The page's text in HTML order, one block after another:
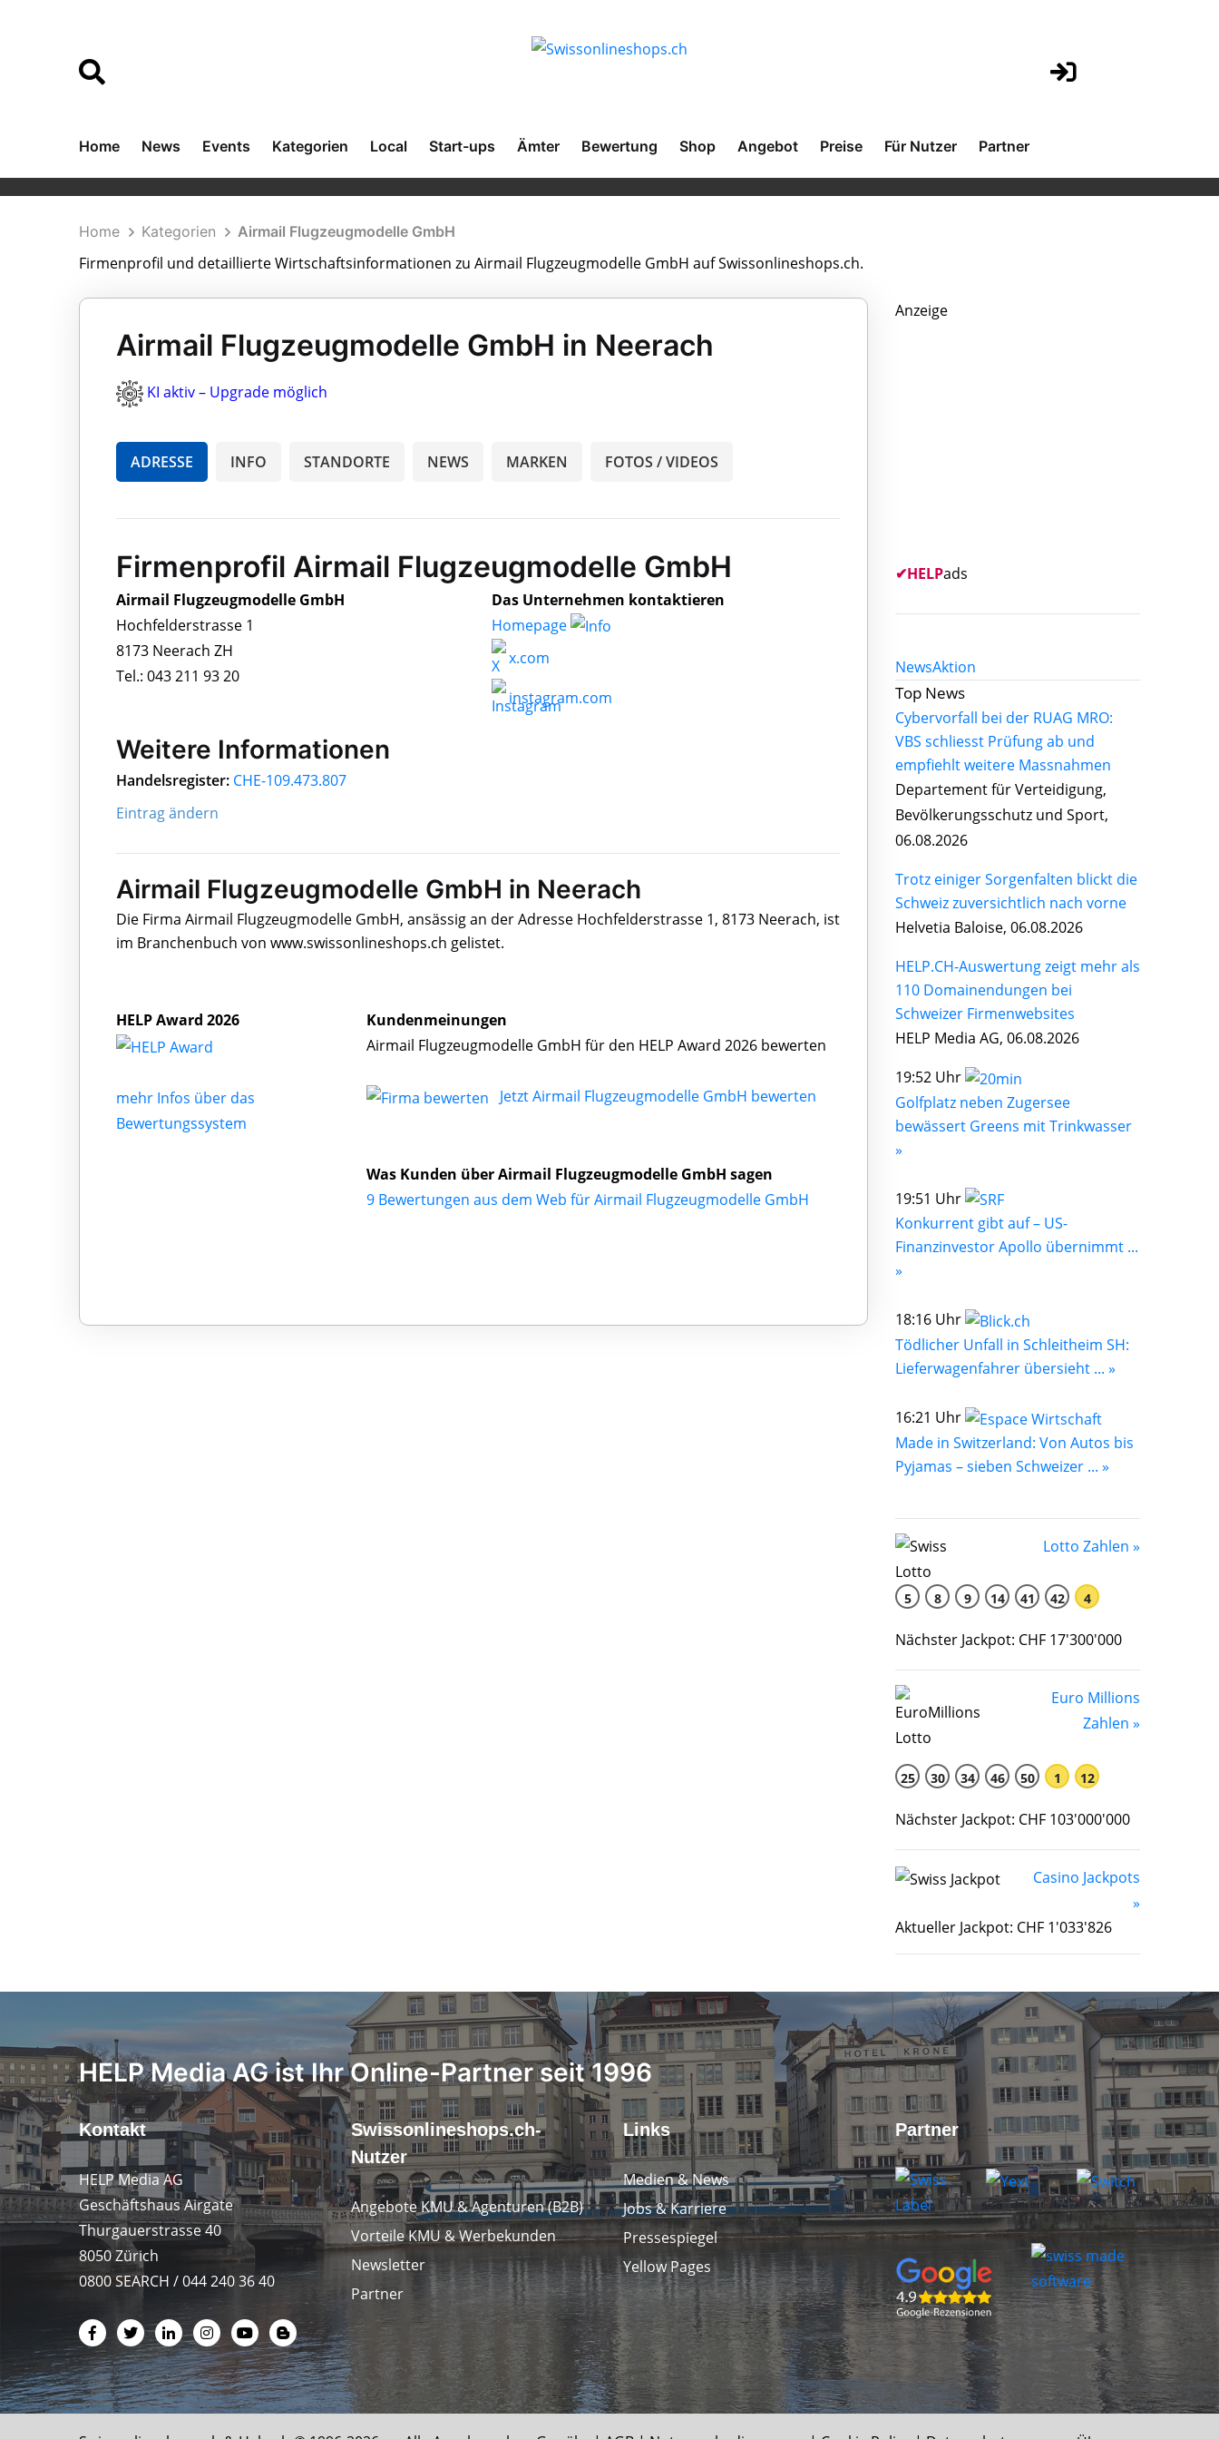
Home News Events Kategorien Local Start-ups Ämter Bewertung Shop Angebot Preise Für Nutzer Partner
Home Kategorien Airmail Flugzeugmodelle GmbH
Firmenprofil und detaillierte Wirtschaftsinformationen zu Airmail Flugzeugmodelle GmbH auf Swissonlineshops.ch.
Airmail Flugzeugmodelle GmbH in Neerach
KI aktiv – Upgrade möglich
ADRESSE INFO STANDORTE NEWS MARKEN FOTOS / VIDEOS
Firmenprofil Airmail Flugzeugmodelle GmbH
Airmail Flugzeugmodelle GmbH
Hochfelderstrasse 1
8173 Neerach ZH
Tel.: 043 211 93 20
Das Unternehmen kontaktieren
Homepage
x.com
instagram.com
Weitere Informationen
Handelsregister: CHE-109.473.807
Eintrag ändern
Airmail Flugzeugmodelle GmbH in Neerach
Die Firma Airmail Flugzeugmodelle GmbH, ansässig an der Adresse Hochfelderstrasse 1, 8173 Neerach, ist
im Branchenbuch von www.swissonlineshops.ch gelistet.
HELP Award 2026
mehr Infos über das
Bewertungssystem
Kundenmeinungen
Airmail Flugzeugmodelle GmbH für den HELP Award 2026 bewerten
Jetzt Airmail Flugzeugmodelle GmbH bewerten
Was Kunden über Airmail Flugzeugmodelle GmbH sagen
9 Bewertungen aus dem Web für Airmail Flugzeugmodelle GmbH
Anzeige
✔HELPads
NewsAktion
Top News
Cybervorfall bei der RUAG MRO:
VBS schliesst Prüfung ab und
empfiehlt weitere Massnahmen
Departement für Verteidigung,
Bevölkerungsschutz und Sport,
06.08.2026
Trotz einiger Sorgenfalten blickt die
Schweiz zuversichtlich nach vorne
Helvetia Baloise, 06.08.2026
HELP.CH-Auswertung zeigt mehr als
110 Domainendungen bei
Schweizer Firmenwebsites
HELP Media AG, 06.08.2026
19:52 Uhr
Golfplatz neben Zugersee
bewässert Greens mit Trinkwasser
»
19:51 Uhr
Konkurrent gibt auf – US-
Finanzinvestor Apollo übernimmt ...
»
18:16 Uhr
Tödlicher Unfall in Schleitheim SH:
Lieferwagenfahrer übersieht ... »
16:21 Uhr
Made in Switzerland: Von Autos bis
Pyjamas – sieben Schweizer ... »
Lotto Zahlen »
5 8 9 14 41 42 4
Nächster Jackpot: CHF 17'300'000
Euro Millions
Zahlen »
25 30 34 46 50 1 12
Nächster Jackpot: CHF 103'000'000
Casino Jackpots
»
Aktueller Jackpot: CHF 1'033'826
HELP Media AG ist Ihr Online-Partner seit 1996
Kontakt
HELP Media AG
Geschäftshaus Airgate
Thurgauerstrasse 40
8050 Zürich
0800 SEARCH / 044 240 36 40
Swissonlineshops.ch-
Nutzer
Angebote KMU & Agenturen (B2B)
Vorteile KMU & Werbekunden
Newsletter
Partner
Links
Medien & News
Jobs & Karriere
Pressespiegel
Yellow Pages
Partner